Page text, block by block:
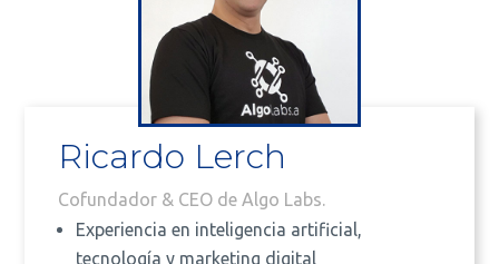
Ricardo Lerch
Cofundador & CEO de Algo Labs.
Experiencia en inteligencia artificial,
tecnología y marketing digital